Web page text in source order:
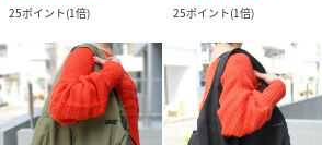
25ポイント(1倍)
25ポイント(1倍)